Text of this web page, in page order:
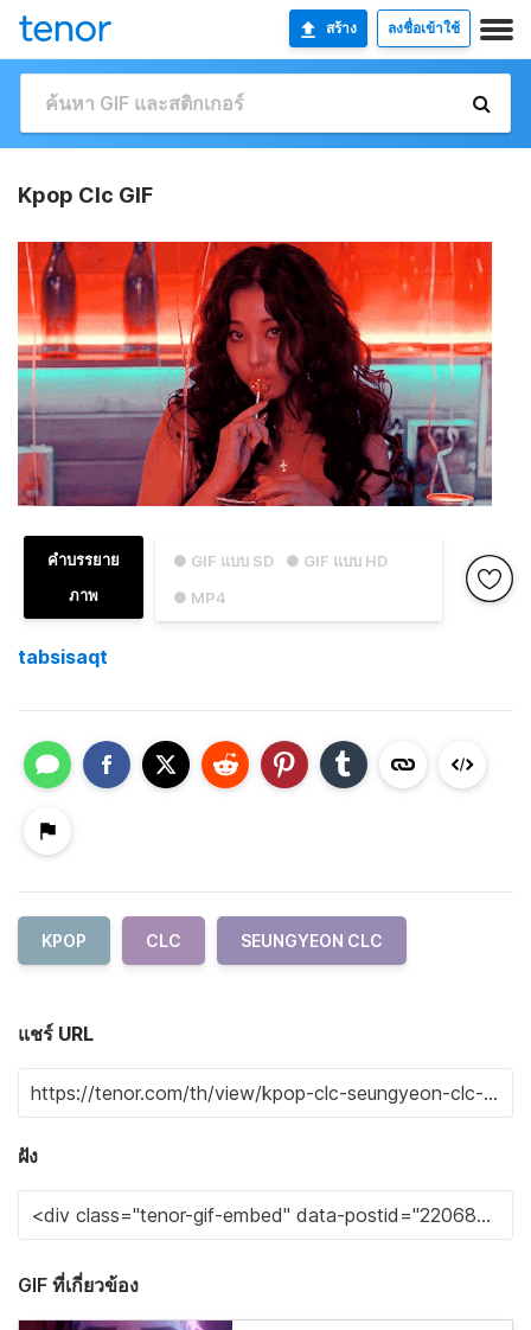
สร้าง ลงชื่อเข้าใช้
Kpop Clc GIF
● GIF แบบ SD
● GIF แบบ HD
● MP4
คำบรรยาย
ภาพ
tabsisaqt
KPOP CLC SEUNGYEON CLC
แชร์ URL
ฝัง
GIF ที่เกี่ยวข้อง